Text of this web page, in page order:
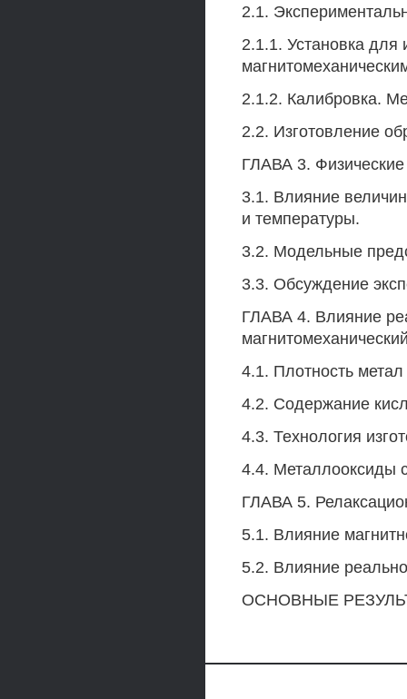
2.1.
2.1.1. Установка для
2.1.2. Калибровка.
2.2. Изготовление
ГЛАВА 3.
3.1. Влияние
и температуры.
3.2. Модельные
3.3. Обсуждение
ГЛАВА 4. Влияние
4.1. Плотность
4.2. Содержание
4.3. Технология
4.4. Металлооксиды
ГЛАВА 5.
5.1. Влияние
5.2. Влияние
ОСНОВНЫЕ